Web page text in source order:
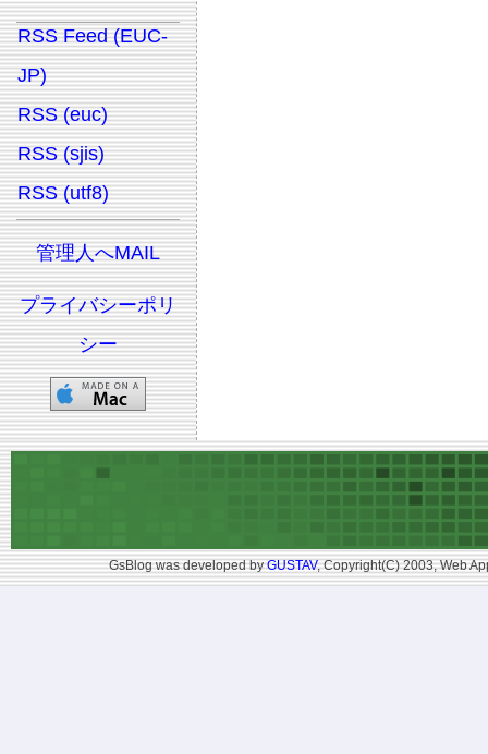
RSS Feed (EUC-
JP)
RSS (euc)
RSS (sjis)
RSS (utf8)
管理人へMAIL
プライバシーポリ
シー
GsBlog was developed byGUSTAV, Copyright(C) 2003, Web